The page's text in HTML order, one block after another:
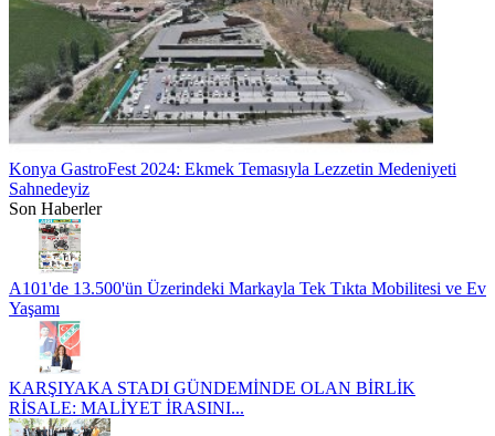
Konya GastroFest 2024: Ekmek Temasıyla Lezzetin Medeniyeti
Sahnedeyiz
Son Haberler
A101'de 13.500'ün Üzerindeki Markayla Tek Tıkta Mobilitesi ve Ev
Yaşamı
KARŞIYAKA STADI GÜNDEMİNDE OLAN BİRLİK
RİSALE: MALİYET İRASINI...